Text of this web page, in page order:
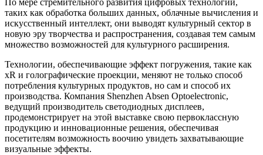
По мере стремительного развития цифровых технологий,
таких как обработка больших данных, облачные вычисления и
искусственный интеллект, они выводят культурный сектор в
новую эру творчества и распространения, создавая тем самым
множество возможностей для культурного расширения.
Технологии, обеспечивающие эффект погружения, такие как
xR и голографические проекции, меняют не только способ
потребления культурных продуктов, но сам и способ их
производства. Компания Shenzhen Absen Optoelectronic,
ведущий производитель светодиодных дисплеев,
продемонстрирует на этой выставке свою первоклассную
продукцию и инновационные решения, обеспечивая
посетителям возможность воочию увидеть захватывающие
визуальные эффекты.